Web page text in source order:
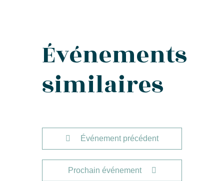
Événements
similaires
Événement précédent
Prochain événement